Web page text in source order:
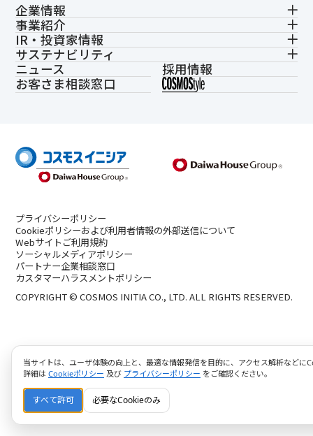
企業情報
事業紹介
IR・投資家情報
サステナビリティ
ニュース
採用情報
お客さま相談窓口
プライバシーポリシー
Cookieポリシーおよび利用者情報の外部送信について
Webサイトご利用規約
ソーシャルメディアポリシー
パートナー企業相談窓口
カスタマーハラスメントポリシー
COPYRIGHT © COSMOS INITIA CO., LTD. ALL RIGHTS RESERVED.
当サイトは、ユーザ体験の向上と、最適な情報発信を目的に、アクセス解析などに
詳細は Cookieポリシー 及び プライバシーポリシー をご確認ください。
すべて許可 必要なCookieのみ